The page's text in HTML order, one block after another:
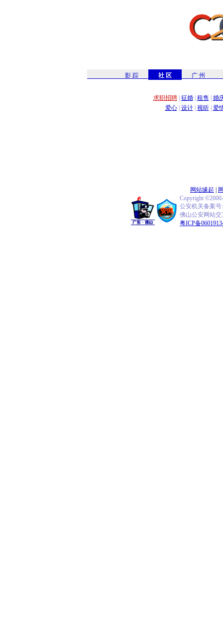
影 踪 社 区 广 州
求职招聘| 征婚| 租售
婚
爱心| 设计| 视听| 爱
网站缘起
Copyright
公安机关备案号
佛山公安网站交
粤ICP备